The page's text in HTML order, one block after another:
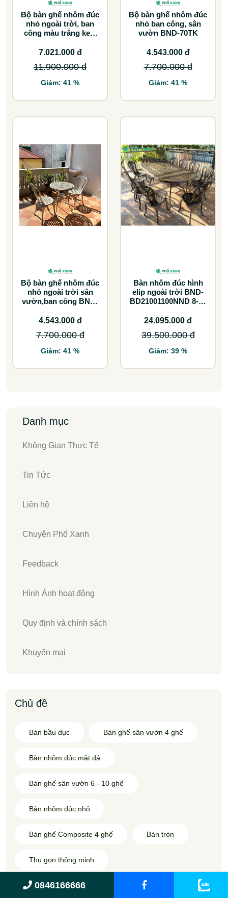
Bộ bàn ghế nhôm đúc
nhỏ ngoài trời, ban
công màu trắng kem
7.021.000 đ
11.900.000 đ
Giảm: 41 %
Bộ bàn ghế nhôm đúc
nhỏ ban công, sân
vườn BND-70TK
4.543.000 đ
7.700.000 đ
Giảm: 41 %
Bộ bàn ghế nhôm đúc
nhỏ ngoài trời sân
vườn,ban công BND-
4.543.000 đ
7.700.000 đ
Giảm: 41 %
Bàn nhôm đúc hình
elip ngoài trời BND-
BD21001100NND 8-10
cho không gian lớn
24.095.000 đ
39.500.000 đ
Giảm: 39 %
Danh mục
Không Gian Thực Tế
Tin Tức
Liên hệ
Chuyện Phố Xanh
Feedback
Hình Ảnh hoạt động
Quy định và chính sách
Khuyến mại
Chủ đề
Bàn bầu dục Bàn ghế sân vườn 4 ghế
Bàn nhôm đúc mặt đá
Bàn ghế sân vườn 6 - 10 ghế
Bàn nhôm đúc nhỏ
Bàn ghế Composite 4 ghế Bàn tròn
Thu gọn thông minh
Bàn ghế sân vườn kết hợp BBQ
0846166666